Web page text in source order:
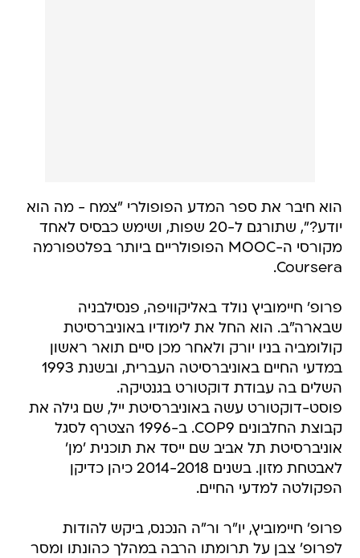
הוא חיבר את ספר המדע הפופולרי "צמח - מה הוא
יודע?", שתורגם ל-20 שפות, ושימש כבסיס לאחד
מקורסי ה-MOOC הפופולריים ביותר בפלטפורמה
Coursera.
פרופ' חיימוביץ נולד באליקוויפה, פנסילבניה
שבארה"ב. הוא החל את לימודיו באוניברסיטת
קולומביה בניו יורק ולאחר מכן סיים תואר ראשון
במדעי החיים באוניברסיטה העברית, ובשנת 1993
השלים בה עבודת דוקטורט בגנטיקה.
פוסט-דוקטורט עשה באוניברסיטת ייל, שם גילה את
קבוצת החלבונים COP9‏. ב-1996 הצטרף לסגל
אוניברסיטת תל אביב שם ייסד את תוכנית 'מן'
לאבטחת מזון. בשנים 2014-2018 כיהן כדיקן
הפקולטה למדעי החיים.
פרופ' חיימוביץ, יו"ר ור"ה הנכנס, ביקש להודות
לפרופ' צבן על תרומתו הרבה במהלך כהונתו ומסר